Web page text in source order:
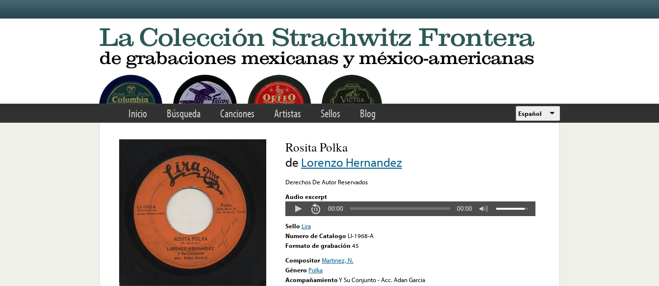
Inicio Búsqueda Canciones Artistas Sellos Blog Español
Rosita Polka
de Lorenzo Hernandez
Derechos De Autor Reservados
Audio excerpt
00:00 00:00
Sello Lira
Numero de Catalogo LI-1968-A
Formato de grabación 45
CompositorMartinez, N.
Género Polka
AcompañamientoY Su Conjunto - Acc. Adan Garcia